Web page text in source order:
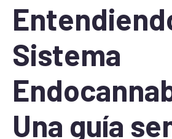
Sistema
Una guía